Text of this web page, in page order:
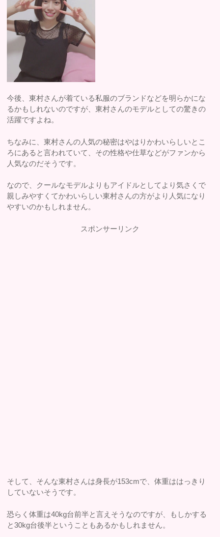
今後、東村さんが着ている私服のブランドなどを明らかにな
るかもしれないのですが、東村さんのモデルとしての驚きの
活躍ですよね。
ちなみに、東村さんの人気の秘密はやはりかわいらしいとこ
ろにあると言われていて、その性格や仕草などがファンから
人気なのだそうです。
なので、クールなモデルよりもアイドルとしてより気さくで
親しみやすくてかわいらしい東村さんの方がより人気になり
やすいのかもしれません。
スポンサーリンク
そして、そんな東村さんは身長が153cmで、体重ははっきり
していないそうです。
恐らく体重は40kg台前半と言えそうなのですが、もしかする
と30kg台後半ということもあるかもしれません。